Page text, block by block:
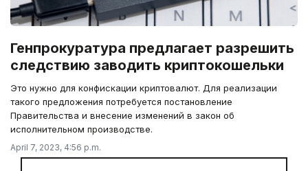
Генпрокуратура предлагает разрешить
следствию заводить криптокошельки
Это нужно для конфискации криптовалют. Для реализации
такого предложения потребуется постановление
Правительства и внесение изменений в закон об
исполнительном производстве.
April 7, 2023, 4:56 p.m.